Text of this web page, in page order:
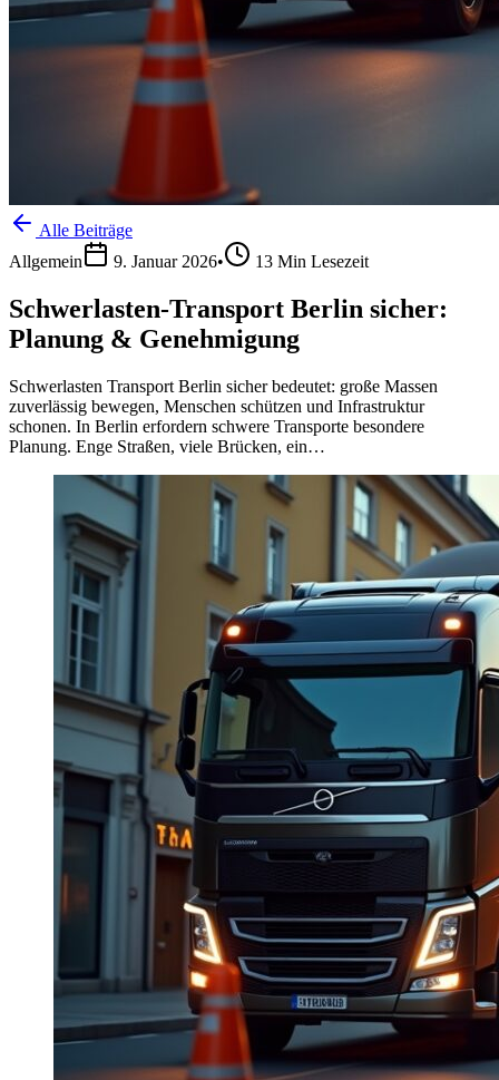
Alle Beiträge
Allgemein
9. Januar 2026• 13 Min Lesezeit
Schwerlasten-Transport Berlin sicher:
Planung & Genehmigung
Schwerlasten Transport Berlin sicher bedeutet: große Massen
zuverlässig bewegen, Menschen schützen und Infrastruktur
schonen. In Berlin erfordern schwere Transporte besondere
Planung. Enge Straßen, viele Brücken, ein…